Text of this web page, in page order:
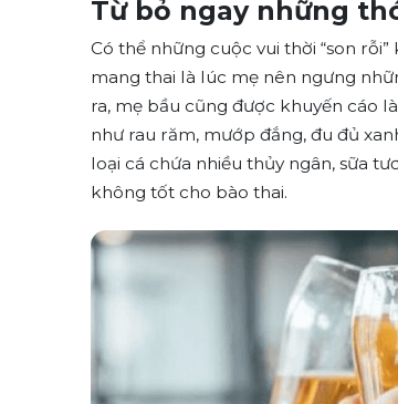
Từ bỏ ngay những
Có thể những cuộc vui thời “son
mang thai là lúc mẹ nên ngưng
ra, mẹ bầu cũng được khuyến cáo
như rau răm, mướp đắng, đu đủ
loại cá chứa nhiều thủy ngân, sữa
không tốt cho bào thai.